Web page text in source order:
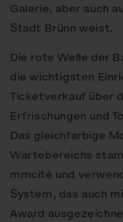
Galerie, aber auch
Stadt Brünn weist.
Die rote Welle der
die wichtigsten
Ticketverkauf über
Erfrischungen und
Das gleichfarbige
Wartebereichs
mmcité und
System, das auch
Award